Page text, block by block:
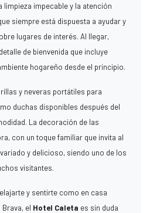
limpieza impecable y la atención
siempre está dispuesta a ayudar y
lugares de interés. Al llegar,
de bienvenida que incluye
hogareño desde el principio.
y neveras portátiles para
duchas disponibles después del
La decoración de las
con un toque familiar que invita al
y delicioso, siendo uno de los
visitantes.
y sentirte como en casa
el Hotel Caleta es sin duda